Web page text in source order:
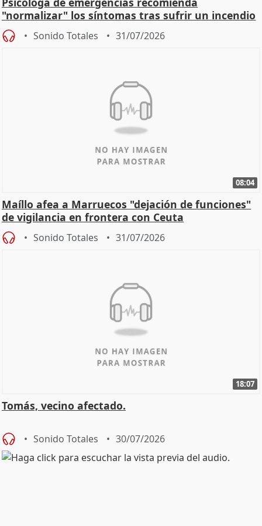
"normalizar" los síntomas tras sufrir un incendio
Sonido Totales 31/07/2026
08:04
Maíllo afea a Marruecos "dejación de funciones"
de vigilancia en frontera con Ceuta
Sonido Totales 31/07/2026
18:07
Tomás, vecino afectado.
Sonido Totales 30/07/2026